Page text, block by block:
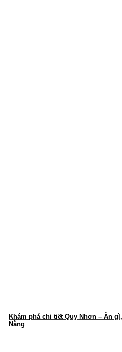
Khám phá chi tiết Quy Nhơn – Ăn
Nẵng